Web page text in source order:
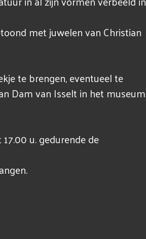
met juwelen van Christian
te brengen, eventueel te
Dam van Isselt in het museum
u. gedurende de